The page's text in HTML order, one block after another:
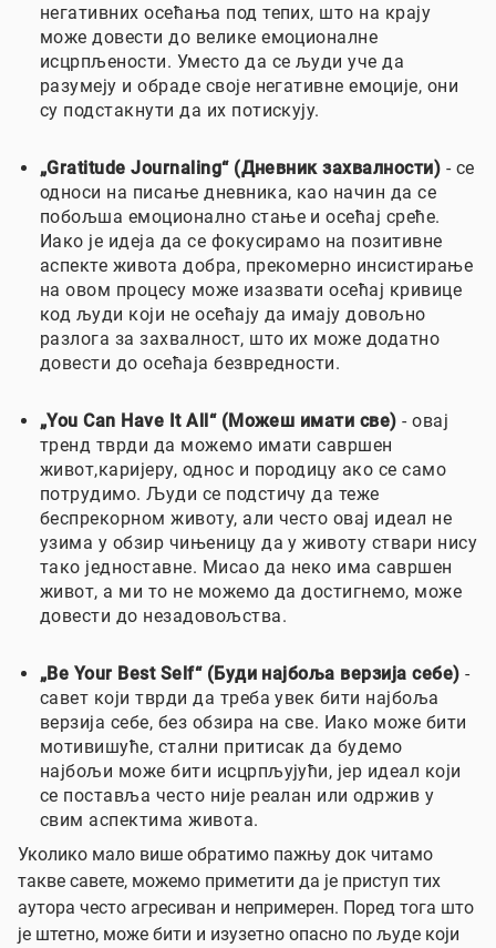
негативних осећања под тепих, што на крају
може довести до велике емоционалне
исцрпљености. Уместо да се људи уче да
разумеју и обраде своје негативне емоције, они
су подстакнути да их потискују.
„Gratitude Journaling“ (Дневник захвалности) - се
односи на писање дневника, као начин да се
побољша емоционално стање и осећај среће.
Иако је идеја да се фокусирамо на позитивне
аспекте живота добра, прекомерно инсистирање
на овом процесу може изазвати осећај кривице
код људи који не осећају да имају довољно
разлога за захвалност, што их може додатно
довести до осећаја безвредности.
„You Can Have It All“ (Можеш имати све) - овај
тренд тврди да можемо имати савршен
живот,каријеру, однос и породицу ако се само
потрудимо. Људи се подстичу да теже
беспрекорном животу, али често овај идеал не
узима у обзир чињеницу да у животу ствари нису
тако једноставне. Мисао да неко има савршен
живот, а ми то не можемо да достигнемо, може
довести до незадовољства.
„Be Your Best Self“ (Буди најбоља верзија себе) -
савет који тврди да треба увек бити најбоља
верзија себе, без обзира на све. Иако може бити
мотивишуће, стални притисак да будемо
најбољи може бити исцрпљујући, јер идеал који
се поставља често није реалан или одржив у
свим аспектима живота.
Уколико мало више обратимо пажњу док читамо
такве савете, можемо приметити да је приступ тих
аутора често агресиван и непримерен. Поред тога што
је штетно, може бити и изузетно опасно по људе који